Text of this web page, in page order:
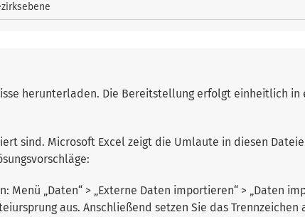
herunterladen. Die Bereitstellung erfolgt einheitlich in
sind. Microsoft Excel zeigt die Umlaute in diesen
„Daten“ > „Externe Daten importieren“ > „Daten
aus. Anschließend setzen Sie das Trennzeichen